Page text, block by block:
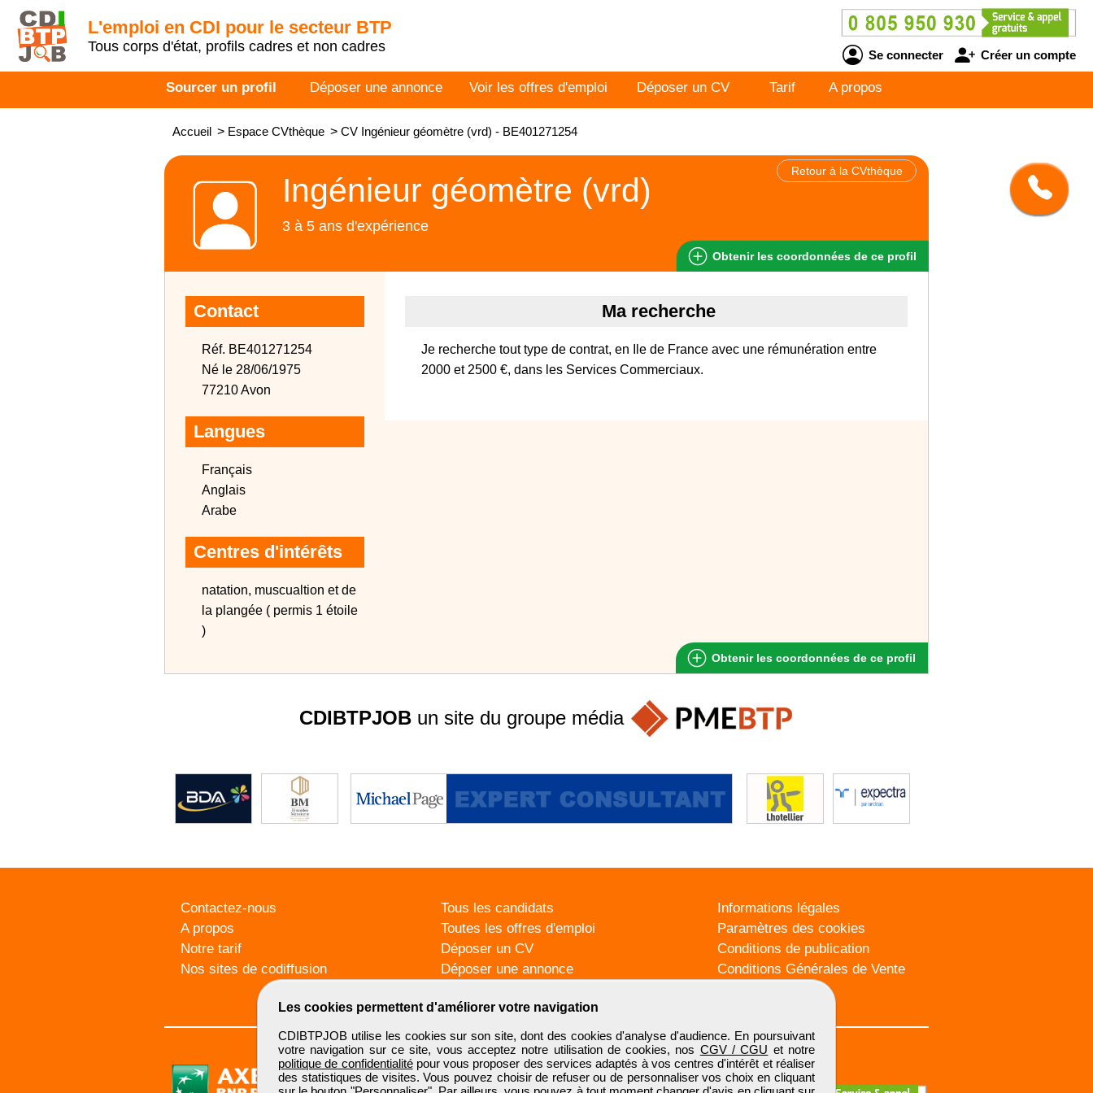
L'emploi en CDI pour le secteur BTP
Tous corps d'état, profils cadres et non cadres
Se connecter Créer un compte
Sourcer un profil Déposer une annonce Voir les offres d'emploi Déposer un CV Tarif A propos
Accueil > Espace CVthèque > CV Ingénieur géomètre (vrd) - BE401271254
Retour à la CVthèque
Ingénieur géomètre (vrd)
3 à 5 ans d'expérience
Obtenir les coordonnées de ce profil
Contact
Réf. BE401271254
Né le 28/06/1975
77210 Avon
Langues
Français
Anglais
Arabe
Centres d'intérêts
natation, muscualtion et de
la plangée ( permis 1 étoile
)
Ma recherche
Je recherche tout type de contrat, en Ile de France avec une rémunération entre
2000 et 2500 €, dans les Services Commerciaux.
Obtenir les coordonnées de ce profil
Les cookies permettent d'améliorer votre navigation
CDIBTPJOB utilise les cookies sur son site, dont des cookies d'analyse d'audience. En poursuivant
votre navigation sur ce site, vous acceptez notre utilisation de cookies, nos CGV / CGU et notre
politique de confidentialitépour vous proposer des services adaptés à vos centres d'intérêt et réaliser
des statistiques de visites. Vous pouvez choisir de refuser ou de personnaliser vos choix en cliquant
CDIBTPJOBun site du groupe média
Contactez-nous
A propos
Notre tarif
Nos sites de codiffusion
Tous les candidats
Toutes les offres d'emploi
Déposer un CV
Déposer une annonce
Informations légales
Paramètres des cookies
Conditions de publication
Conditions Générales de Vente